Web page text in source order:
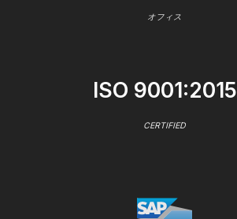
オフィス
ISO 9001:2015
CERTIFIED